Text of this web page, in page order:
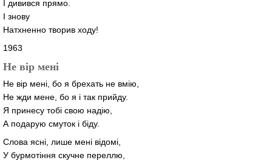
І дивився прямо.
І знову
Натхненно творив ходу!
1963
Не вір мені
Не вір мені, бо я брехать не вмію,
Не жди мене, бо я і так прийду.
Я принесу тобі свою надію,
А подарую смуток і біду.
Слова ясні, лише мені відомі,
У бурмотіння скучне переллю,